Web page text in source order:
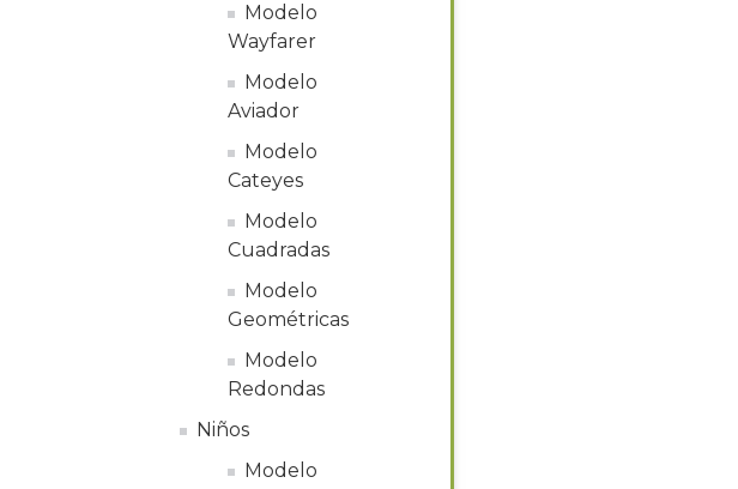
Modelo
Wayfarer
Modelo
Aviador
Modelo
Cateyes
Modelo
Cuadradas
Modelo
Geométricas
Modelo
Redondas
Niños
Modelo